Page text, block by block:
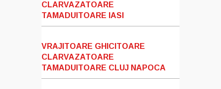
CLARVAZATOARE
TAMADUITOARE IASI
VRAJITOARE GHICITOARE
CLARVAZATOARE
TAMADUITOARE CLUJ NAPOCA